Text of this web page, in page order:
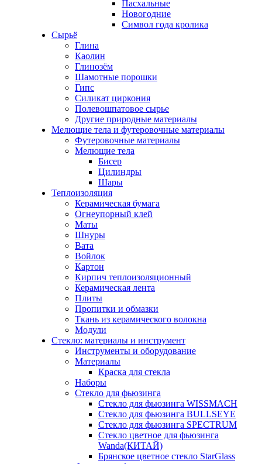
Пасхальные
Новогодние
Символ года кролика
Сырьё
Глина
Каолин
Глинозём
Шамотные порошки
Гипс
Силикат циркония
Полевошпатовое сырье
Другие природные материалы
Мелющие тела и футеровочные материалы
Футеровочные материалы
Мелющие тела
Бисер
Цилиндры
Шары
Теплоизоляция
Керамическая бумага
Огнеупорный клей
Маты
Шнуры
Вата
Войлок
Картон
Кирпич теплоизоляционный
Керамическая лента
Плиты
Пропитки и обмазки
Ткань из керамического волокна
Модули
Стекло: материалы и инструмент
Инструменты и оборудование
Материалы
Краска для стекла
Наборы
Стекло для фьюзинга
Стекло для фьюзинга WISSMACH
Стекло для фьюзинга BULLSEYE
Стекло для фьюзинга SPECTRUM
Стекло цветное для фьюзинга
Wanda(КИТАЙ)
Брянское цветное стекло StarGlass